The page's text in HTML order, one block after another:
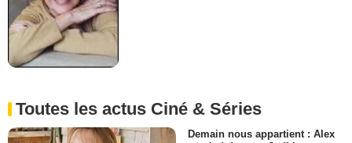
Toutes les actus Ciné & Séries
Demain nous appartient : Alex